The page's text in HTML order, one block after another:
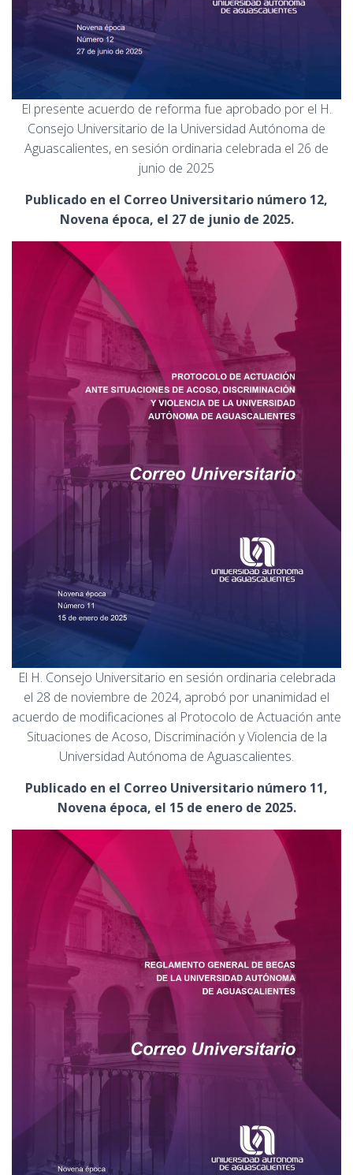
El presente acuerdo de reforma fue aprobado por el H.
Consejo Universitario de la Universidad Autónoma de
Aguascalientes, en sesión ordinaria celebrada el 26 de
junio de 2025
Publicado en el Correo Universitario número 12,
Novena época, el 27 de junio de 2025.
El H. Consejo Universitario en sesión ordinaria celebrada
el 28 de noviembre de 2024, aprobó por unanimidad el
acuerdo de modificaciones al Protocolo de Actuación ante
Situaciones de Acoso, Discriminación y Violencia de la
Universidad Autónoma de Aguascalientes.
Publicado en el Correo Universitario número 11,
Novena época, el 15 de enero de 2025.